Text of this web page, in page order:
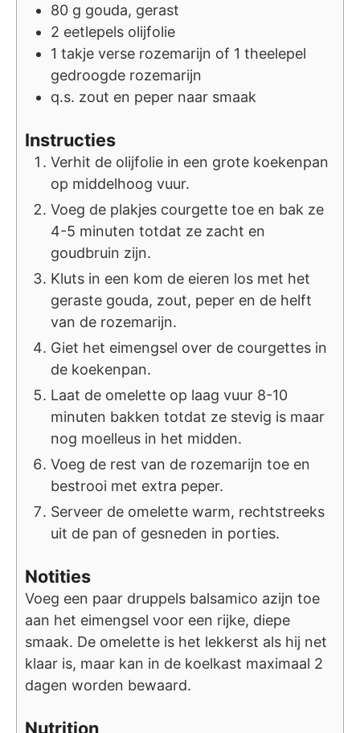
80 g gouda, gerast
2 eetlepels olijfolie
1 takje verse rozemarijn of 1 theelepel
gedroogde rozemarijn
q.s. zout en peper naar smaak
Instructies
Verhit de olijfolie in een grote koekenpan
op middelhoog vuur.
Voeg de plakjes courgette toe en bak ze
4-5 minuten totdat ze zacht en
goudbruin zijn.
Kluts in een kom de eieren los met het
geraste gouda, zout, peper en de helft
van de rozemarijn.
Giet het eimengsel over de courgettes in
de koekenpan.
Laat de omelette op laag vuur 8-10
minuten bakken totdat ze stevig is maar
nog moelleus in het midden.
Voeg de rest van de rozemarijn toe en
bestrooi met extra peper.
Serveer de omelette warm, rechtstreeks
uit de pan of gesneden in porties.
Notities
Voeg een paar druppels balsamico azijn toe
aan het eimengsel voor een rijke, diepe
smaak. De omelette is het lekkerst als hij net
klaar is, maar kan in de koelkast maximaal 2
dagen worden bewaard.
Nutrition